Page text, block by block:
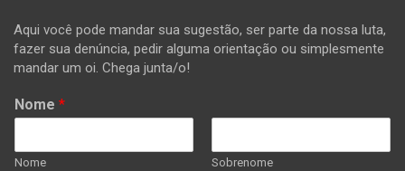
Aqui você pode mandar sua sugestão, ser parte da nossa luta,
fazer sua denúncia, pedir alguma orientação ou simplesmente
mandar um oi. Chega junta/o!
Nome *
Nome Sobrenome